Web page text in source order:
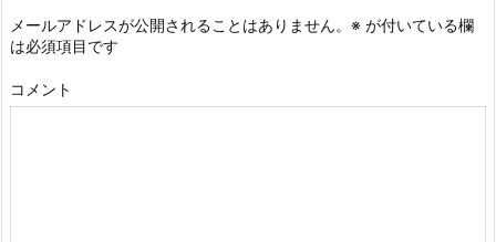
メールアドレスが公開されることはありません。 ※ が付いている欄
は必須項目です
コメント